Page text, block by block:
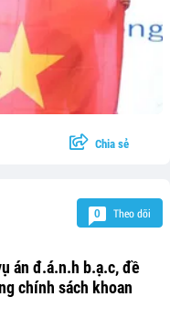
Chia sẻ
0 Theo dõi
án đ.á.n.h b.ạ.c, đề
chính sách khoan